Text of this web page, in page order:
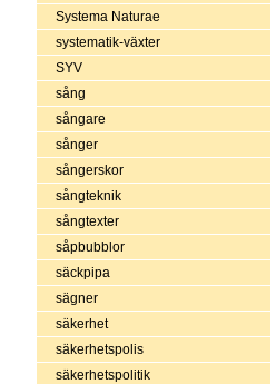
Systema Naturae
systematik-växter
SYV
sång
sångare
sånger
sångerskor
sångteknik
sångtexter
såpbubblor
säckpipa
sägner
säkerhet
säkerhetspolis
säkerhetspolitik